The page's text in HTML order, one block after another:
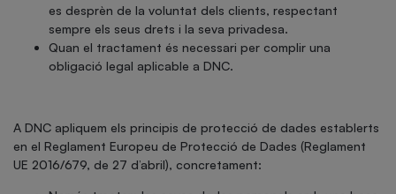
es desprèn de la voluntat dels clients, respectant
sempre els seus drets i la seva privadesa.
Quan el tractament és necessari per complir una
obligació legal aplicable a DNC.
A DNC apliquem els principis de protecció de dades establerts
en el Reglament Europeu de Protecció de Dades (Reglament
UE 2016/679, de 27 d’abril), concretament: